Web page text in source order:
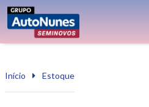
Início Estoque